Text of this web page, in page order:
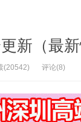
新（最
(20542) 评论(8)